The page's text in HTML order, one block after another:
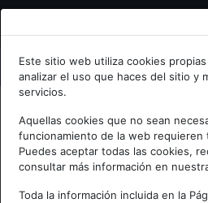
Bienvenid@ a
Escribe tu Email
Accede o regístrate con tu email.
Este sitio web utiliza cookies
analizar el uso que haces del sitio y
servicios.
Aquellas cookies que no sean
funcionamiento de la web requieren
Puedes aceptar todas las cookies,
consultar más información en
Toda la información incluida en la